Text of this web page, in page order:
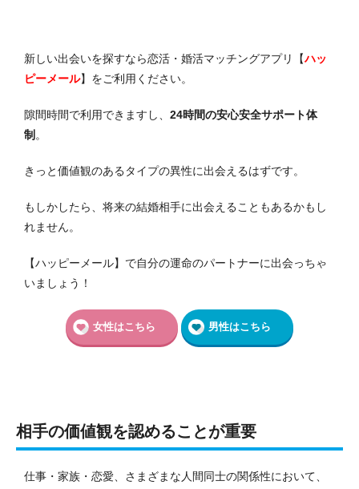
新しい出会いを探すなら恋活・婚活マッチングアプリ【ハッ
ピーメール】をご利用ください。
隙間時間で利用できますし、 24時間の安心安全サポート体
制 。
きっと価値観のあるタイプの異性に出会えるはずです。
もしかしたら、将来の結婚相手に出会えることもあるかもし
れません。
【ハッピーメール】で自分の運命のパートナーに出会っちゃ
いましょう！
女性はこちら 男性はこちら
相手の価値観を認めることが重要
仕事・家族・恋愛、さまざまな人間同士の関係性において、